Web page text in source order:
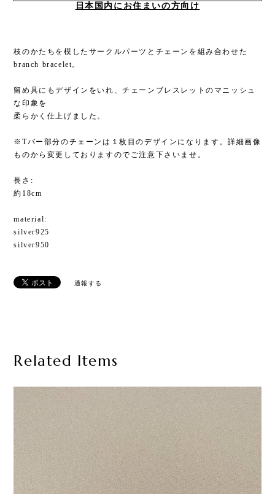
日本国内にお住まいの方向け
枝のかたちを模したサークルパーツとチェーンを組み合わせた
branch bracelet。
留め具にもデザインをいれ、チェーンブレスレットのマニッシュ
な印象を
柔らかく仕上げました。
※Tバー部分のチェーンは１枚目のデザインになります。詳細画像
ものから変更しておりますのでご注意下さいませ。
長さ:
約18cm
material:
silver925
silver950
通報する
Related Items